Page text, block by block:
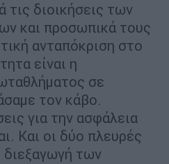
τις διοικήσεις των
και προσωπικά τους
ανταπόκριση στο
είναι η
σε
τον κάβο.
για την ασφάλεια
Και οι δύο πλευρές
διεξαγωγή των